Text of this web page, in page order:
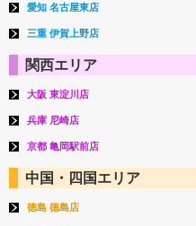
愛知 名古屋東店
三重 伊賀上野店
関西エリア
大阪 東淀川店
兵庫 尼崎店
京都 亀岡駅前店
中国・四国エリア
徳島 徳島店